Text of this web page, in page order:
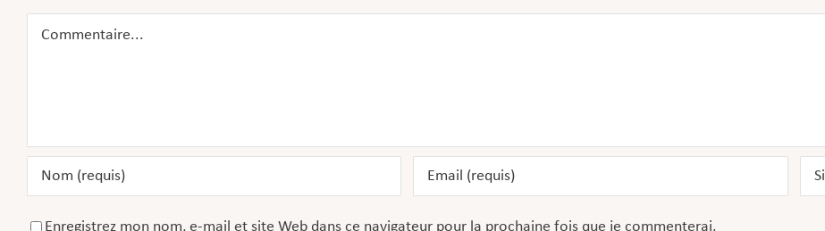
Commentaire
Enregistrez mon nom, e-mail et site Web dans ce navigateur pour la prochaine fois que je commenterai.